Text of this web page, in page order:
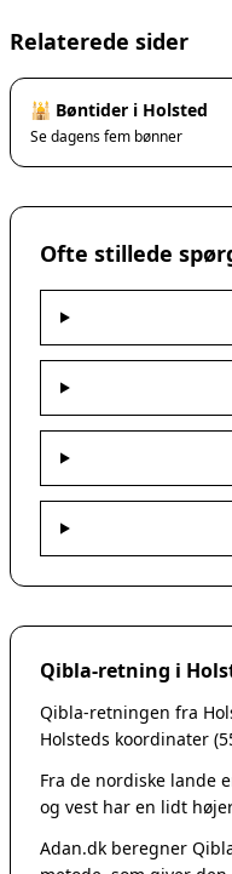
Relaterede sider
🕌 Bøntider i Holsted
Se dagens fem bønner
Ofte stillede
Qibla-retning i
Qibla-retningen fra
Holsteds koordinater
Fra de nordiske lande
og vest har en lidt
Adan.dk beregner